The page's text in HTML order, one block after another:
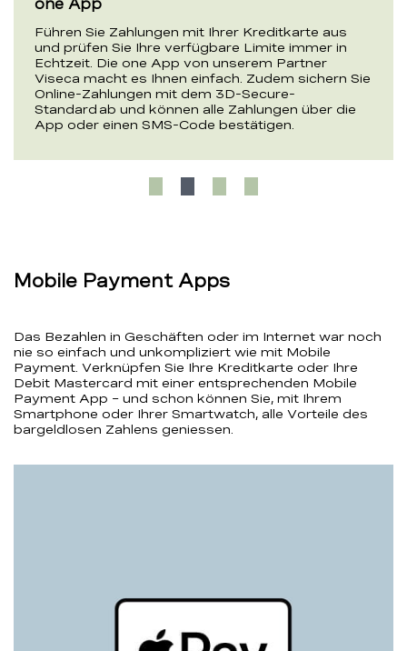
one App
Führen Sie Zahlungen mit Ihrer Kreditkarte aus
und prüfen Sie Ihre verfügbare Limite immer in
Echtzeit. Die one App von unserem Partner
Viseca macht es Ihnen einfach. Zudem sichern Sie
Online-Zahlungen mit dem 3D-Secure-
Standard ab und können alle Zahlungen über die
App oder einen SMS-Code bestätigen.
Mobile Payment Apps
Das Bezahlen in Geschäften oder im Internet war noch
nie so einfach und unkompliziert wie mit Mobile
Payment. Verknüpfen Sie Ihre Kreditkarte oder Ihre
Debit Mastercard mit einer entsprechenden Mobile
Payment App – und schon können Sie, mit Ihrem
Smartphone oder Ihrer Smartwatch, alle Vorteile des
bargeldlosen Zahlens geniessen.